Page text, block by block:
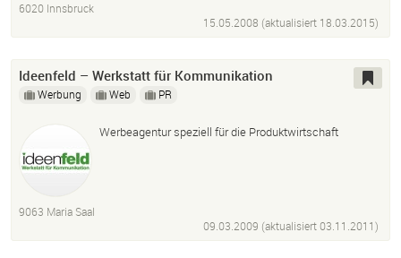
6020 Innsbruck
15.05.2008 (aktualisiert 18.03.2015)
Ideenfeld – Werkstatt für Kommunikation
Werbung Web PR
Werbeagentur speziell für die Produktwirtschaft
9063 Maria Saal
09.03.2009 (aktualisiert03.11.2011)